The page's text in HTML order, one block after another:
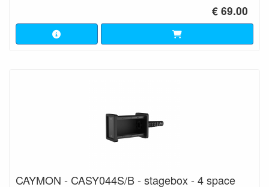
€ 69.00
CAYMON - CASY044S/B - stagebox - 4 space